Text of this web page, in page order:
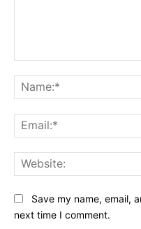
Save my name, email,
next time I comment.